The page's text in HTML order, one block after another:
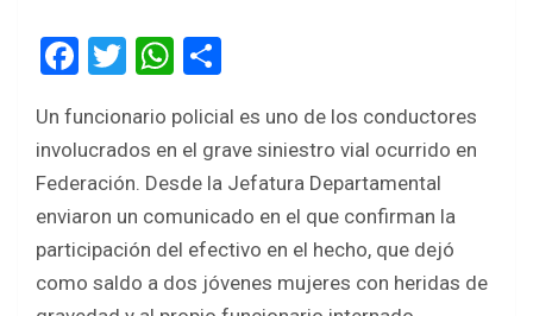
F
ce
b
o
o
k
T
tt
er
W
at
s
A
p
p
ar
e
Un funcionario policial es uno de los conductores
involucrados en el grave siniestro vial ocurrido en
Federación. Desde la Jefatura Departamental
enviaron un comunicado en el que confirman la
participación del efectivo en el hecho, que dejó
como saldo a dos jóvenes mujeres con heridas de